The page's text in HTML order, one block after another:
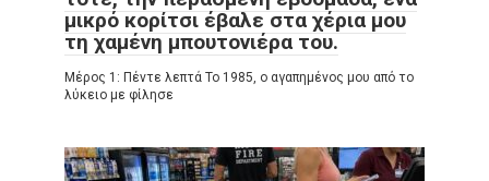
μικρό κορίτσι έβαλε στα χέρια μου
τη χαμένη μπουτονιέρα του.
Μέρος 1: Πέντε λεπτά Το 1985, ο αγαπημένος μου από το
λύκειο με φίλησε